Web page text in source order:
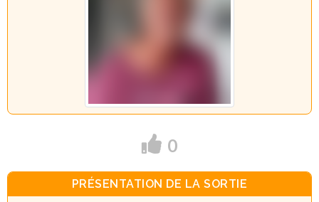
0
PRÉSENTATION DE LA SORTIE